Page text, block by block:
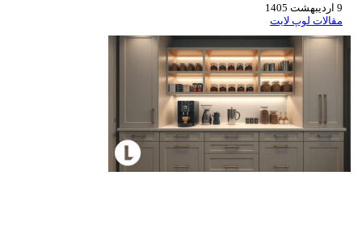
9 اردیبهشت 1405
مقالات لوپ لایت